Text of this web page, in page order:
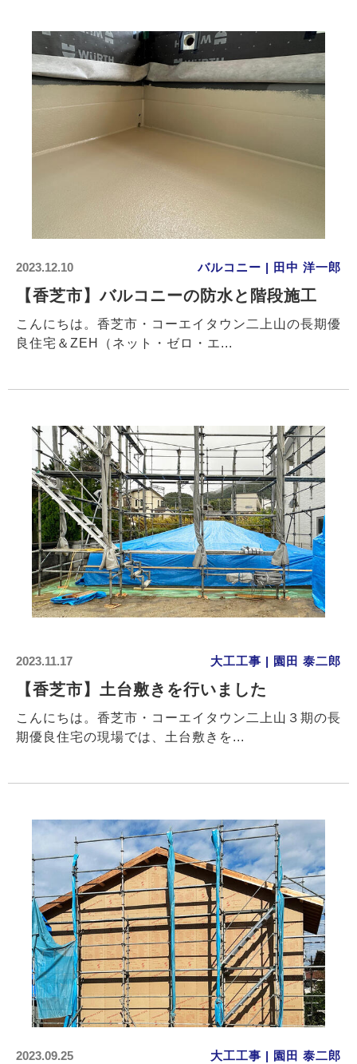
2023.12.10 バルコニー | 田中 洋一郎
【香芝市】バルコニーの防水と階段施工
こんにちは。香芝市・コーエイタウン二上山の長期優
良住宅＆ZEH（ネット・ゼロ・エ...
2023.11.17 大工工事 | 園田 泰二郎
【香芝市】土台敷きを行いました
こんにちは。香芝市・コーエイタウン二上山３期の長
期優良住宅の現場では、土台敷きを...
2023.09.25 大工工事 | 園田 泰二郎